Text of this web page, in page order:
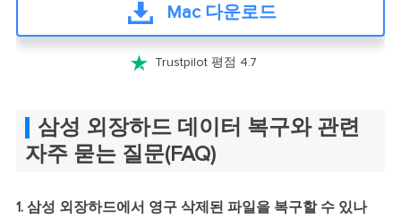
Mac 다운로드
 Trustpilot 평점 4.7
삼성 외장하드 데이터 복구와 관련
자주 묻는 질문(FAQ)
1. 삼성 외장하드에서 영구 삭제된 파일을 복구할 수 있나